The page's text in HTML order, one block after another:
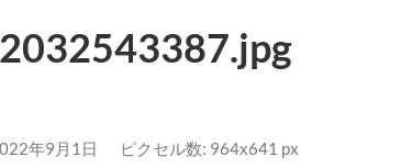
年9月1日 ピクセル数: 964x641 px